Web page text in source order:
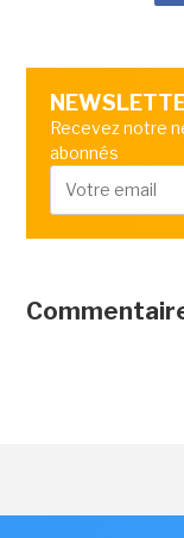
Recevez notre
abonnés